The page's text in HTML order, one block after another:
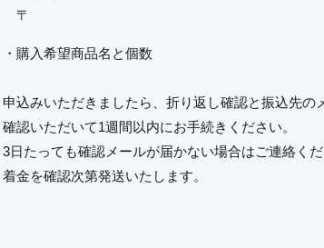
〒
・購入希望商品名と個数
申込みいただきましたら、折り返し確認と振込先の
確認いただいて1週間以内にお手続きください。
3日たっても確認メールが届かない場合はご連絡くだ
着金を確認次第発送いたします。